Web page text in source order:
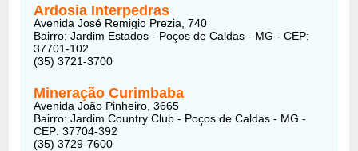
Ardosia Interpedras
Avenida José Remigio Prezia, 740
Bairro: Jardim Estados - Poços de Caldas - MG - CEP:
37701-102
(35) 3721-3700
Mineração Curimbaba
Avenida João Pinheiro, 3665
Bairro: Jardim Country Club - Poços de Caldas - MG -
CEP: 37704-392
(35) 3729-7600